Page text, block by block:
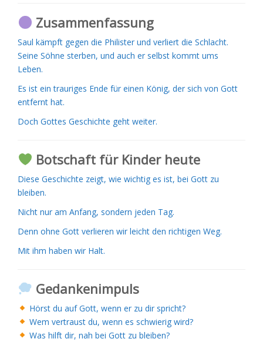
Zusammenfassung
Saul kämpft gegen die Philister und verliert die Schlacht.
Seine Söhne sterben, und auch er selbst kommt ums
Leben.
Es ist ein trauriges Ende für einen König, der sich von Gott
entfernt hat.
Doch Gottes Geschichte geht weiter.
Botschaft für Kinder heute
Diese Geschichte zeigt, wie wichtig es ist, bei Gott zu
bleiben.
Nicht nur am Anfang, sondern jeden Tag.
Denn ohne Gott verlieren wir leicht den richtigen Weg.
Mit ihm haben wir Halt.
Gedankenimpuls
Hörst du auf Gott, wenn er zu dir spricht?
Wem vertraust du, wenn es schwierig wird?
Was hilft dir, nah bei Gott zu bleiben?